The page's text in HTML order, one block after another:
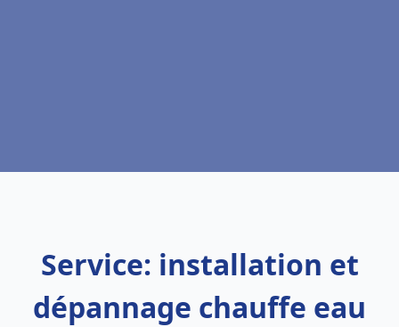
Service: installation et
dépannage chauffe eau